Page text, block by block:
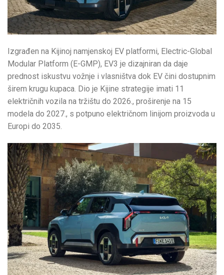
Izgrađen na Kijinoj namjenskoj EV platformi, Electric-Global
Modular Platform (E-GMP), EV3 je dizajniran da daje
prednost iskustvu vožnje i vlasništva dok EV čini dostupnim
širem krugu kupaca. Dio je Kijine strategije imati 11
električnih vozila na tržištu do 2026., proširenje na 15
modela do 2027., s potpuno električnom linijom proizvoda u
Europi do 2035.